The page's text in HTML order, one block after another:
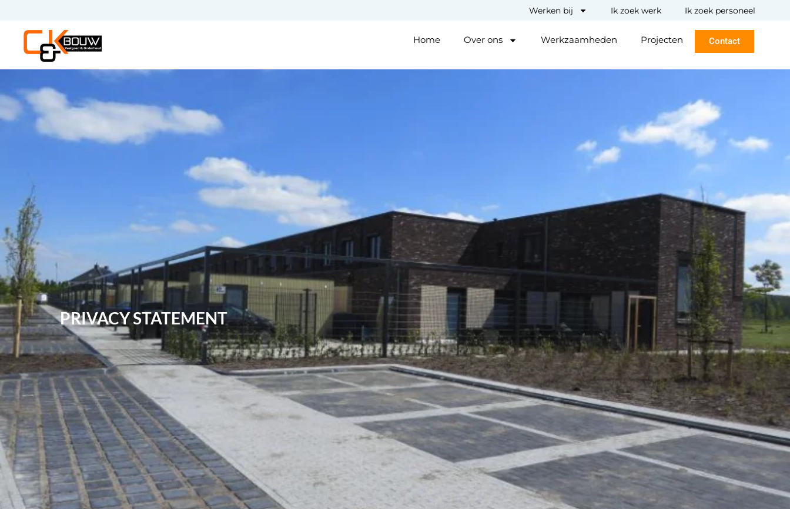
Werken bij Ik zoek werk Ik zoek personeel
Home Over ons Werkzaamheden Projecten Contact
PRIVACY STATEMENT